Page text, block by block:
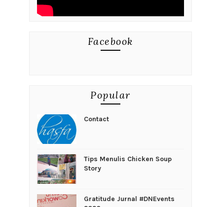
Facebook
Popular
Contact
Tips Menulis Chicken Soup
Story
Gratitude Jurnal #DNEvents